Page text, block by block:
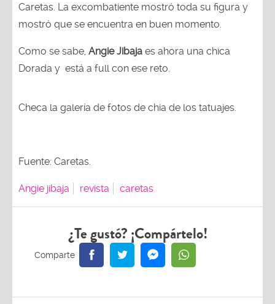
Caretas. La excombatiente mostró toda su figura y
mostró que se encuentra en buen momento.
Como se sabe, Angie Jibaja es ahora una chica
Dorada y está a full con ese reto.
Checa la galería de fotos de chia de los tatuajes.
Fuente: Caretas.
Angie jibaja revista caretas
¿Te gustó? ¡Compártelo!